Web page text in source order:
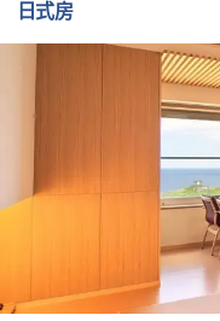
日式房